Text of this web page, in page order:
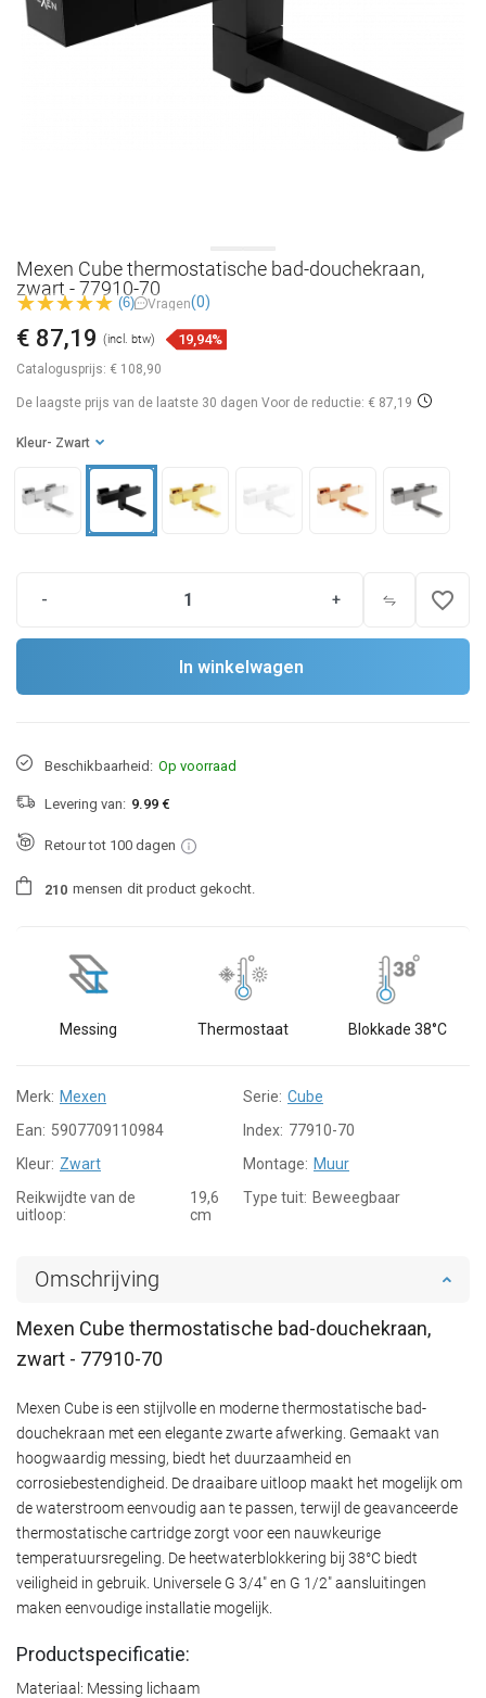
Mexen Cube thermostatische bad-douchekraan,
zwart - 77910-70
(6) Vragen(0)
Catalogusprijs: € 108,90
€ 87,19 (incl. btw) 19,94%
De laagste prijs van de laatste 30 dagen Voor de reductie: € 87,19
Kleur - Zwart
- + favorite_border
In winkelwagen
Beschikbaarheid: Op voorraad
Levering van: 9.99 €
Retour tot 100 dagen
21 0 mensen dit product gekocht.
Messing Thermostaat Blokkade 38°C
Merk: Mexen Serie: Cube
Ean: 5907709110984 Index: 77910-70
Kleur: Zwart Montage: Muur
Reikwijdte van de
uitloop:
19,6
cm
Type tuit: Beweegbaar
Omschrijving
Mexen Cube thermostatische bad-douchekraan,
zwart - 77910-70
Mexen Cube is een stijlvolle en moderne thermostatische bad-
douchekraan met een elegante zwarte afwerking. Gemaakt van
hoogwaardig messing, biedt het duurzaamheid en
corrosiebestendigheid. De draaibare uitloop maakt het mogelijk om
de waterstroom eenvoudig aan te passen, terwijl de geavanceerde
thermostatische cartridge zorgt voor een nauwkeurige
temperatuursregeling. De heetwaterblokkering bij 38°C biedt
veiligheid in gebruik. Universele G 3/4" en G 1/2" aansluitingen
maken eenvoudige installatie mogelijk.
Productspecificatie:
Materiaal: Messing lichaam